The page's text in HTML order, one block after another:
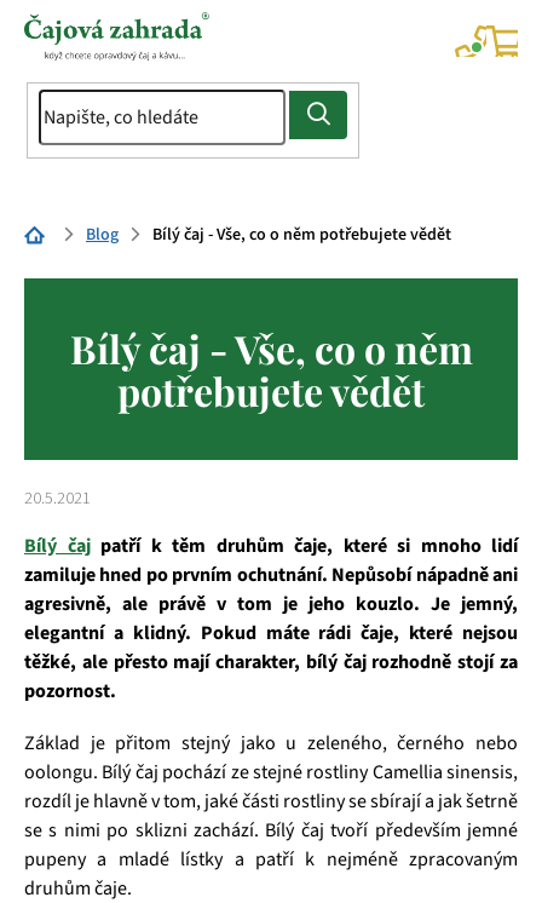
Přejít
Domů Blog Bílý čaj - Vše, co o něm potřebujete vědět
Bílý čaj - Vše, co o něm
potřebujete vědět
20.5.2021
Bílý čajpatří k těm druhům čaje, které si mnoho lidí
zamiluje hned po prvním ochutnání. Nepůsobí nápadně ani
agresivně, ale právě v tom je jeho kouzlo. Je jemný,
elegantní a klidný. Pokud máte rádi čaje, které nejsou
těžké, ale přesto mají charakter, bílý čaj rozhodně stojí za
pozornost.
Základ je přitom stejný jako u zeleného, černého nebo
oolongu. Bílý čaj pochází ze stejné rostliny Camellia sinensis,
rozdíl je hlavně v tom, jaké části rostliny se sbírají a jak šetrně
se s nimi po sklizni zachází. Bílý čaj tvoří především jemné
pupeny a mladé lístky a patří k nejméně zpracovaným
druhům čaje.